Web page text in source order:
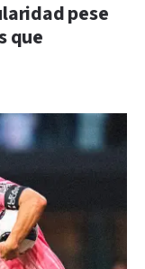
pese
que